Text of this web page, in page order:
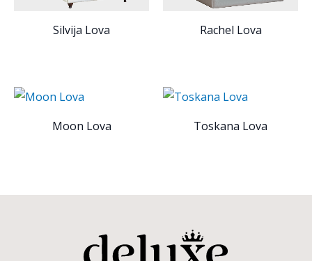
Silvija Lova Rachel Lova
Moon Lova Toskana Lova